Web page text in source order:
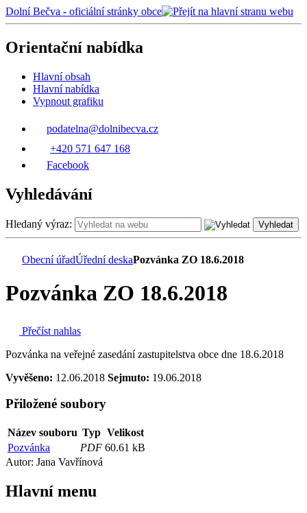
Dolní Bečva - oficiální stránky obce
Orientační nabídka
Hlavní obsah
Hlavní nabídka
Vypnout grafiku
podatelna@dolnibecva.cz
+420 571 647 168
Facebook
Vyhledávání
Hledaný výraz: Vyhledat
Obecní úřadÚřední deskaPozvánka ZO 18.6.2018
Pozvánka ZO 18.6.2018
Přečíst nahlas
Pozvánka na veřejné zasedání zastupitelstva obce dne 18.6.2018
Vyvěšeno: 12.06.2018 Sejmuto: 19.06.2018
Přiložené soubory
Název souboru Typ Velikost
Pozvánka
PDF 60.61 kB
Autor: Jana Vavřínová
Hlavní menu